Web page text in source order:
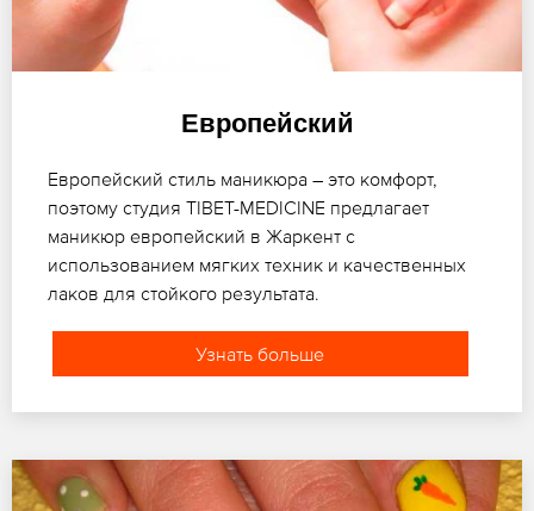
Европейский
Европейский стиль маникюра – это комфорт,
поэтому студия TIBET-MEDICINE предлагает
маникюр европейский в Жаркент с
использованием мягких техник и качественных
лаков для стойкого результата.
Узнать больше